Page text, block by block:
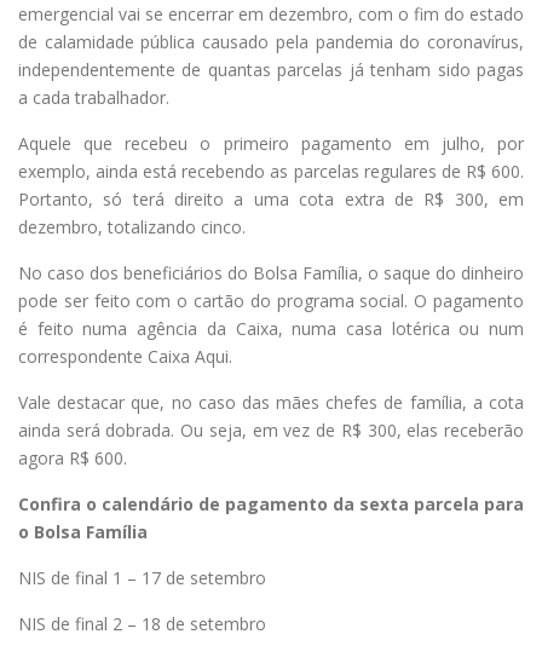
emergencial vai se encerrar em dezembro, com o fim do estado
de calamidade pública causado pela pandemia do coronavírus,
independentemente de quantas parcelas já tenham sido pagas
a cada trabalhador.
Aquele que recebeu o primeiro pagamento em julho, por
exemplo, ainda está recebendo as parcelas regulares de R$ 600.
Portanto, só terá direito a uma cota extra de R$ 300, em
dezembro, totalizando cinco.
No caso dos beneficiários do Bolsa Família, o saque do dinheiro
pode ser feito com o cartão do programa social. O pagamento
é feito numa agência da Caixa, numa casa lotérica ou num
correspondente Caixa Aqui.
Vale destacar que, no caso das mães chefes de família, a cota
ainda será dobrada. Ou seja, em vez de R$ 300, elas receberão
agora R$ 600.
Confira o calendário de pagamento da sexta parcela para
o Bolsa Família
NIS de final 1 – 17 de setembro
NIS de final 2 – 18 de setembro